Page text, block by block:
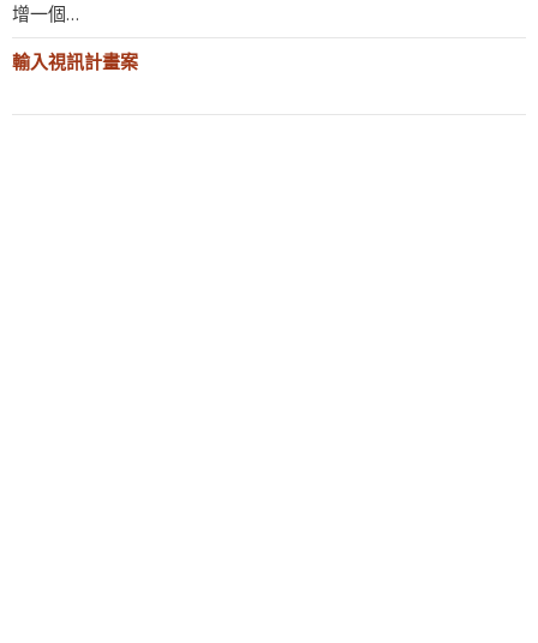
增一個…
輸入視訊計畫案